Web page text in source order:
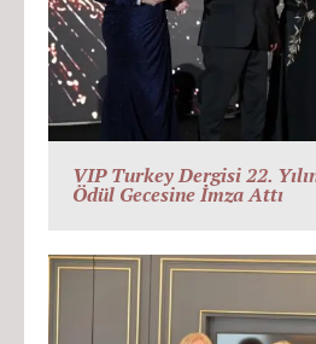
VIP Turkey Dergisi 22.
Ödül Gecesine İmza Attı